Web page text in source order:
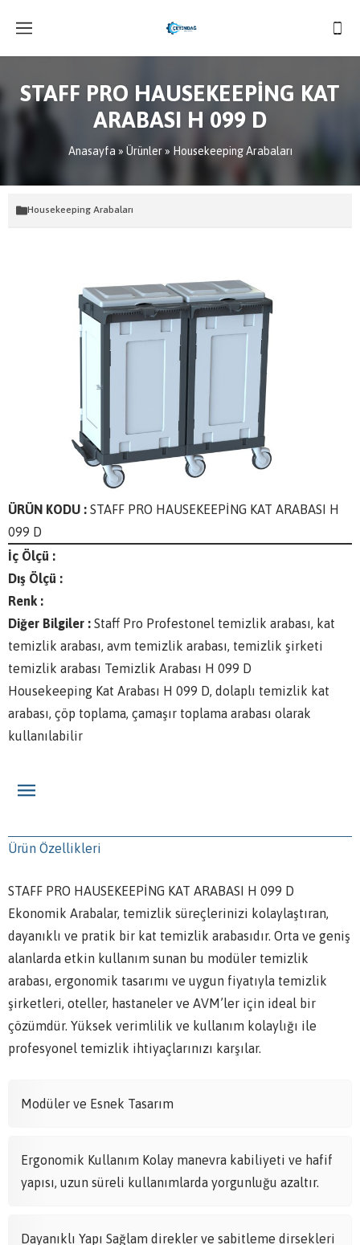
STAFF PRO HAUSEKEEPİNG KAT
ARABASI H 099 D
Anasayfa » Ürünler» Housekeeping Arabaları
Housekeeping Arabaları
ÜRÜN KODU : STAFF PRO HAUSEKEEPİNG KAT ARABASI H
099 D
İç Ölçü :
Dış Ölçü :
Renk :
Diğer Bilgiler : Staff Pro Profestonel temizlik arabası, kat
temizlik arabası, avm temizlik arabası, temizlik şirketi
temizlik arabası Temizlik Arabası H 099 D
Housekeeping Kat Arabası H 099 D, dolaplı temizlik kat
arabası, çöp toplama, çamaşır toplama arabası olarak
kullanılabilir
Ürün Özellikleri
STAFF PRO HAUSEKEEPİNG KAT ARABASI H 099 D
Ekonomik Arabalar, temizlik süreçlerinizi kolaylaştıran,
dayanıklı ve pratik bir kat temizlik arabasıdır. Orta ve geniş
alanlarda etkin kullanım sunan bu modüler temizlik
arabası, ergonomik tasarımı ve uygun fiyatıyla temizlik
şirketleri, oteller, hastaneler ve AVM’ler için ideal bir
çözümdür. Yüksek verimlilik ve kullanım kolaylığı ile
profesyonel temizlik ihtiyaçlarınızı karşılar.
Modüler ve Esnek Tasarım
Ergonomik Kullanım Kolay manevra kabiliyeti ve hafif
yapısı, uzun süreli kullanımlarda yorgunluğu azaltır.
Dayanıklı Yapı Sağlam direkler ve sabitleme dirsekleri